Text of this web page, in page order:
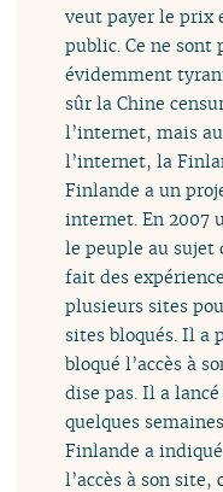
veut payer le prix
public. Ce ne sont
évidemment
sûr la Chine
l’internet, mais
l’internet, la
Finlande a un
internet. En 2007
le peuple au sujet
fait des
plusieurs sites
sites bloqués. Il a
bloqué l’accès à
dise pas. Il a
quelques
Finlande a
l’accès à son